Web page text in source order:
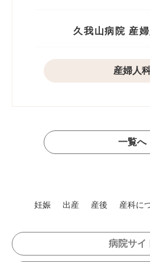
久我山病院 産
産婦人
一覧へ
妊娠 出産 産後 産科に
病院サイ